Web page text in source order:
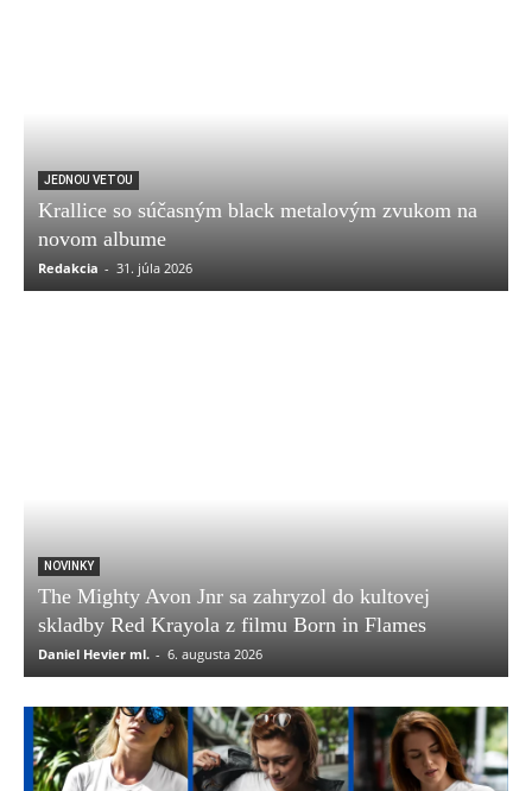
JEDNOU VETOU
Krallice so súčasným black metalovým zvukom na
novom albume
Redakcia - 31. júla 2026
NOVINKY
The Mighty Avon Jnr sa zahryzol do kultovej
skladby Red Krayola z filmu Born in Flames
Daniel Hevier ml. - 6. augusta 2026